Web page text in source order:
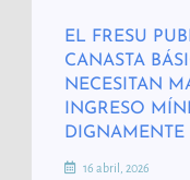
EL FRESU
CANASTA
NECESITAN
INGRESO
DIGNAMENTE
16 abril, 2026